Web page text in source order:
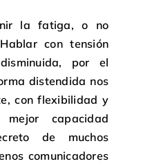
la fatiga, o no
con tensión
por el
distendida nos
con flexibilidad y
capacidad
de muchos
comunicadores